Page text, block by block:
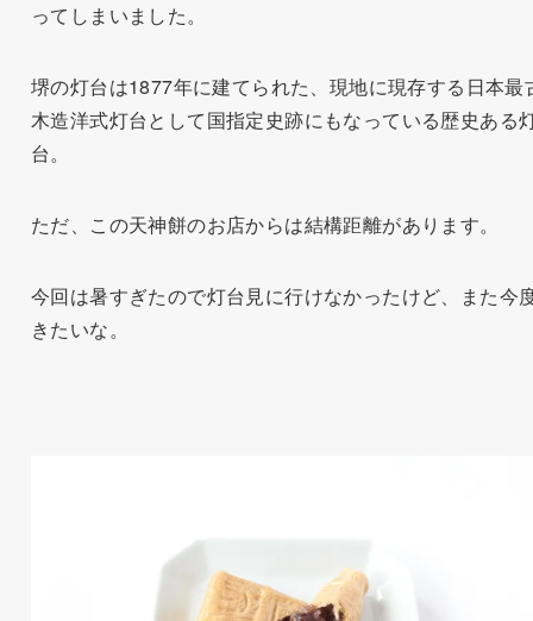
ってしまいました。
堺の灯台は1877年に建てられた、現地に現存する日本最
木造洋式灯台として国指定史跡にもなっている歴史ある
台。
ただ、この天神餅のお店からは結構距離があります。
今回は暑すぎたので灯台見に行けなかったけど、また今
きたいな。